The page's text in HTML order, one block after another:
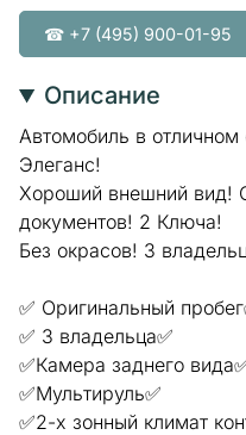
☎ +7 (495) 900-01-95
Описание
Автомобиль в отличном
Элеганс!
Хороший внешний вид!
документов! 2 Ключа!
Без окрасов! 3
✅ Оригинальный
✅ 3 владельца✅
✅Камера заднего
✅Мультируль✅
✅2-х зонный климат